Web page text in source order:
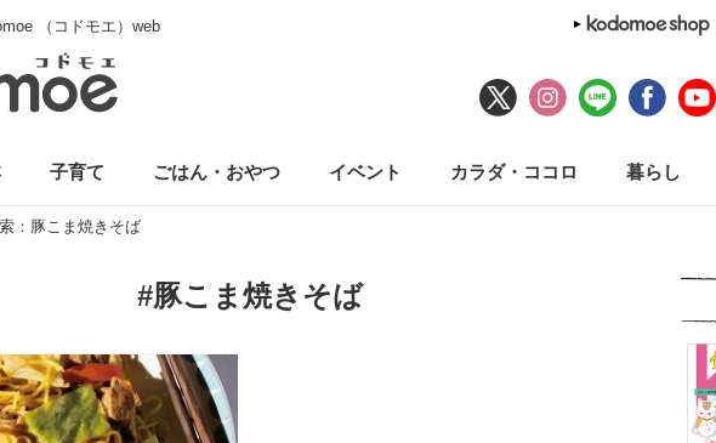
（コドモエ）web
子育て ごはん・おやつ イベント カラダ・ココロ 暮らし
：豚こま焼きそば
#豚こま焼きそば